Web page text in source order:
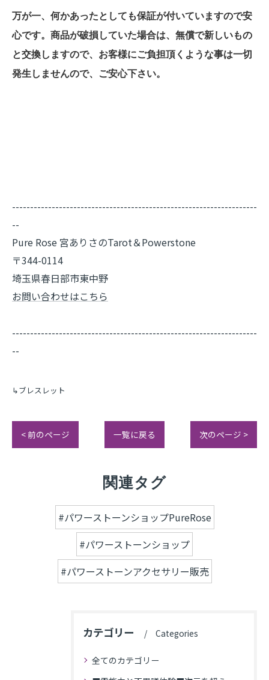
万が一、何かあったとしても保証が付いていますので安
心です。商品が破損していた場合は、無償で新しいもの
と交換しますので、お客様にご負担頂くような事は一切
発生しませんので、ご安心下さい。
--------------------------------------------------------------------
--
Pure Rose 宮ありさのTarot＆Powerstone
〒344-0114
埼玉県春日部市東中野
お問い合わせはこちら
--------------------------------------------------------------------
--
↳ブレスレット
< 前のページ 一覧に戻る 次のページ >
関連タグ
#パワーストーンショップPureRose
#パワーストーンショップ
#パワーストーンアクセサリー販売
カテゴリー Categories
全てのカテゴリー